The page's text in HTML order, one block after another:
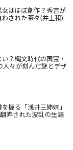
女はほぼ創作？秀吉が
された茶々(井上和)
？縄文時代の国宝・
人々が刻んだ謎とデザ
握る「浅井三姉妹」
弄された波乱の生涯